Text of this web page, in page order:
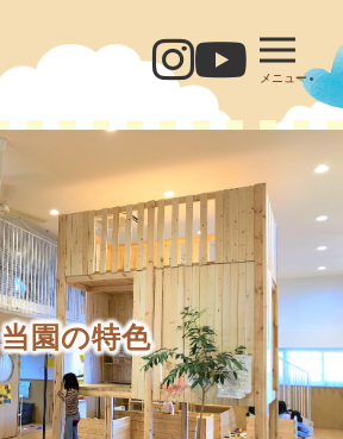
メニュー
当園の特⾊